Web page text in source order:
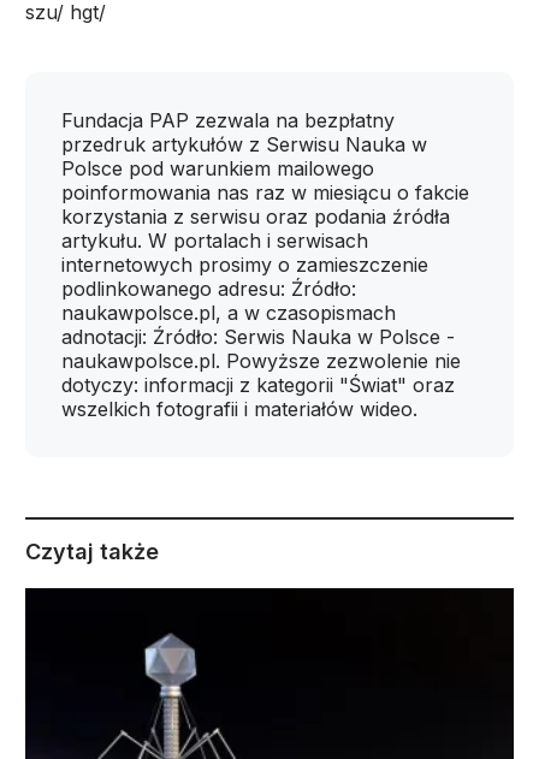
szu/ hgt/
Fundacja PAP zezwala na bezpłatny
przedruk artykułów z Serwisu Nauka w
Polsce pod warunkiem mailowego
poinformowania nas raz w miesiącu o fakcie
korzystania z serwisu oraz podania źródła
artykułu. W portalach i serwisach
internetowych prosimy o zamieszczenie
podlinkowanego adresu: Źródło:
naukawpolsce.pl, a w czasopismach
adnotacji: Źródło: Serwis Nauka w Polsce -
naukawpolsce.pl. Powyższe zezwolenie nie
dotyczy: informacji z kategorii "Świat" oraz
wszelkich fotografii i materiałów wideo.
Czytaj także